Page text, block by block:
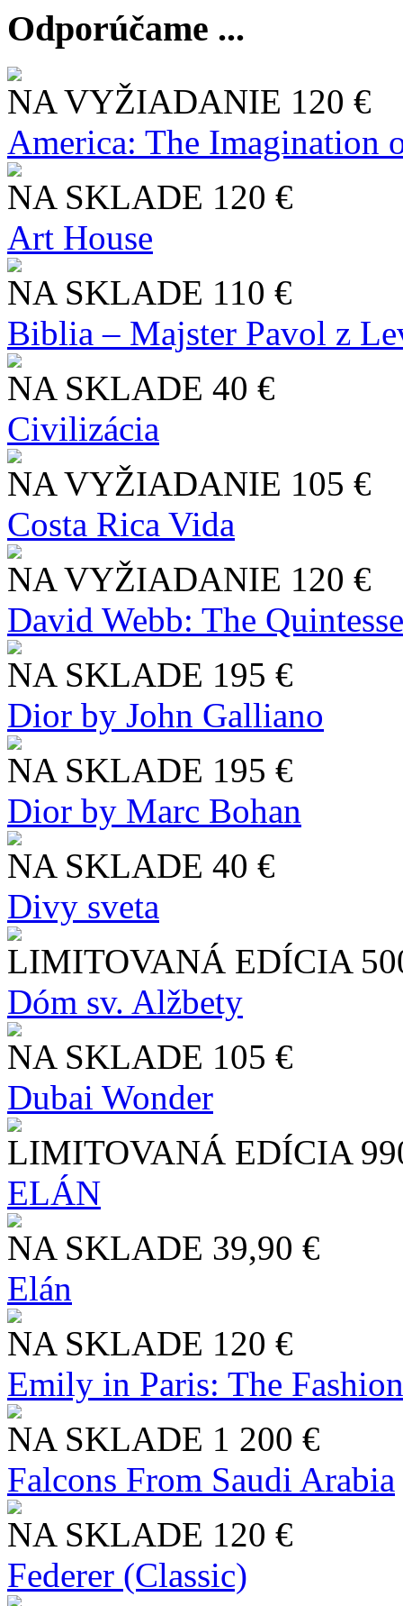
Odporúčame ...
NA VYŽIADANIE 120 €
America: The Imagination
NA SKLADE 120 €
Art House
NA SKLADE 110 €
Biblia – Majster Pavol z
NA SKLADE 40 €
Civilizácia
NA VYŽIADANIE 105 €
Costa Rica Vida
NA VYŽIADANIE 120 €
David Webb: The
NA SKLADE 195 €
Dior by John Galliano
NA SKLADE 195 €
Dior by Marc Bohan
NA SKLADE 40 €
Divy sveta
LIMITOVANÁ EDÍCIA
Dóm sv. Alžbety
NA SKLADE 105 €
Dubai Wonder
LIMITOVANÁ EDÍCIA
ELÁN
NA SKLADE 39,90 €
Elán
NA SKLADE 120 €
Emily in Paris: The
NA SKLADE 1 200 €
Falcons From Saudi Arabia
NA SKLADE 120 €
Federer (Classic)